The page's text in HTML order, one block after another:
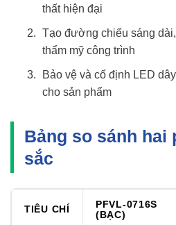
thất hiện đại
Tạo đường chiếu sáng
thẩm mỹ công trình
Bảo vệ và cố định LED
cho sản phẩm
Bảng so sánh hai
sắc
TIÊU CHÍ
PFVL-0716S
(BẠC)